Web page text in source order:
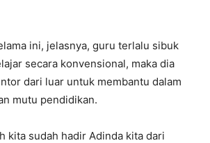
ini, jelasnya, guru terlalu sibuk
secara konvensional, maka dia
dari luar untuk membantu dalam
mutu pendidikan.
kita sudah hadir Adinda kita dari